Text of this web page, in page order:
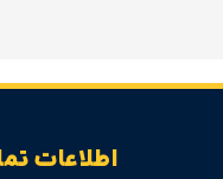
اطلاعات